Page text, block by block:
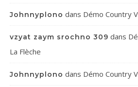
Johnnyplono dans Démo Country
vzyat zaym srochno 309 dans
La Flèche
Johnnyplono dans Démo Country